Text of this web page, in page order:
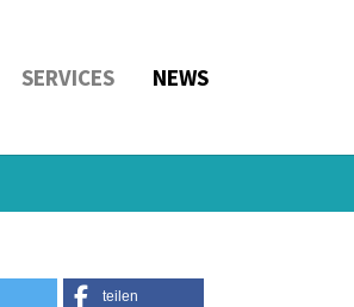
SERVICES NEWS
teilen